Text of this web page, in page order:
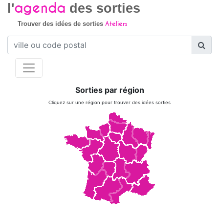
l'agenda des sorties
Trouver des idées de sorties Ateliers
Sorties par région
Cliquez sur une région pour trouver des idées sorties